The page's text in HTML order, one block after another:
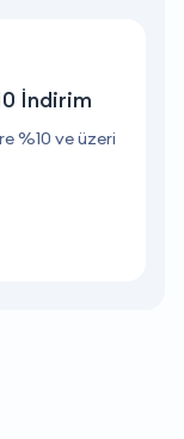
İndirim
%10 ve üzeri